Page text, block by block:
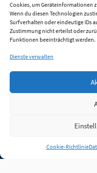
Cookies, um Geräteinformationen
Wenn du diesen Technologien
Surfverhalten oder eindeutige IDs
Zustimmung nicht erteilst oder
Funktionen beeinträchtigt werden.
Dienste verwalten
Cookie-Richtlinie
Jobs